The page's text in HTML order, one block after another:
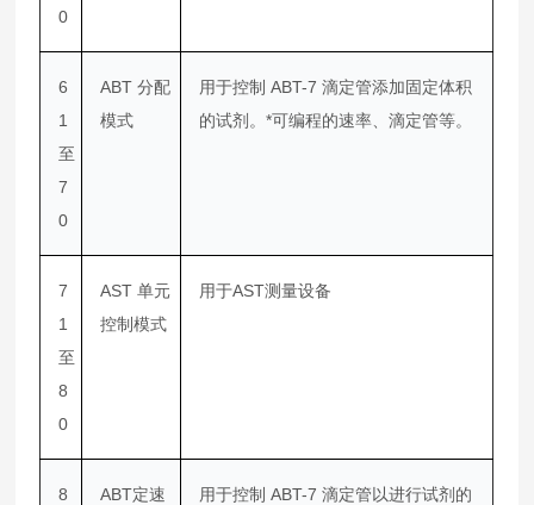
0
6
1
至
7
0
ABT 分配
模式
用于控制 ABT-7 滴定管添加固定体积
的试剂。*可编程的速率、滴定管等。
7
1
至
8
0
AST 单元
控制模式
用于AST测量设备
8
ABT定速
用于控制 ABT-7 滴定管以进行试剂的